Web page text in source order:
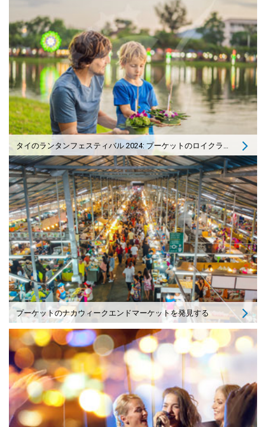
タイのランタンフェスティバル 2024: プーケットのロイクラトン
プーケットのナカウィークエンドマーケットを発見する